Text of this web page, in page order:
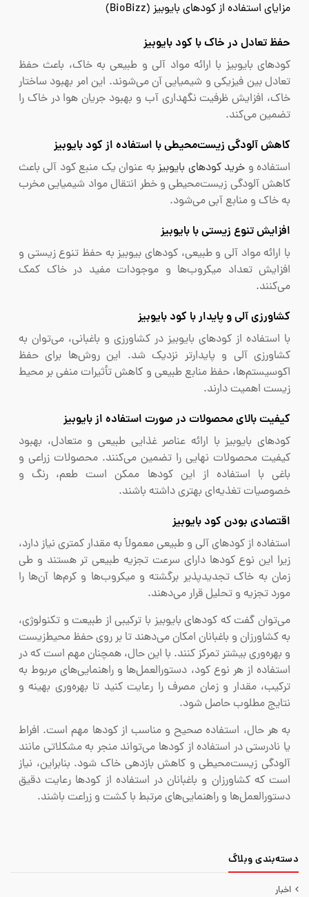
مزایای استفاده از کودهای بایوبیز (BioBizz)
حفظ تعادل در خاک با کود بایوبیز
کودهای بایوبیز با ارائه مواد آلی و طبیعی به خاک، باعث حفظ
تعادل بین فیزیکی و شیمیایی آن می‌شوند. این امر بهبود ساختار
خاک، افزایش ظرفیت نگهداری آب و بهبود جریان هوا در خاک را
تضمین می‌کند.
کاهش آلودگی زیست‌محیطی با استفاده از کود بایوبیز
استفاده و خرید کودهای بایوبیزبه عنوان یک منبع کود آلی باعث
کاهش آلودگی زیست‌محیطی و خطر انتقال مواد شیمیایی مخرب
به خاک و منابع آبی می‌شود.
افزایش تنوع زیستی با بایوبیز
با ارائه مواد آلی و طبیعی، کودهای بیوبیز به حفظ تنوع زیستی و
افزایش تعداد میکروب‌ها و موجودات مفید در خاک کمک
می‌کنند.
کشاورزی آلی و پایدار با کود بایوبیز
با استفاده از کودهای بایوبیز در کشاورزی و باغبانی، می‌توان به
کشاورزی آلی و پایدارتر نزدیک شد. این روش‌ها برای حفظ
اکوسیستم‌ها، حفظ منابع طبیعی و کاهش تأثیرات منفی بر محیط
‌زیست اهمیت دارند.
کیفیت بالای محصولات در صورت استفاده از بایوبیز
کودهای بایوبیز با ارائه عناصر غذایی طبیعی و متعادل، بهبود
کیفیت محصولات نهایی را تضمین می‌کنند. محصولات زراعی و
باغی با استفاده از این کودها ممکن است طعم، رنگ و
خصوصیات تغذیه‌ای بهتری داشته باشند.
اقتصادی بودن کود بایوبیز
استفاده از کودهای آلی و طبیعی معمولاً به مقدار کمتری نیاز دارد،
زیرا این نوع کودها دارای سرعت تجزیه طبیعی تر هستند و طی
زمان به خاک تجدیدپذیر برگشته و میکروب‌ها و کرم‌ها آن‌ها را
مورد تجزیه و تحلیل قرار می‌دهند.
می‌توان گفت که کودهای بایوبیز با ترکیبی از طبیعت و تکنولوژی،
به کشاورزان و باغبانان امکان می‌دهند تا بر روی حفظ محیط‌زیست
و بهره‌وری بیشتر تمرکز کنند. با این حال، همچنان مهم است که در
استفاده از هر نوع کود، دستورالعمل‌ها و راهنمایی‌های مربوط به
ترکیب، مقدار و زمان مصرف را رعایت کنید تا بهره‌وری بهینه و
نتایج مطلوب حاصل شود.
به هر حال، استفاده صحیح و مناسب از کودها مهم است. افراط
یا نادرستی در استفاده از کودها می‌تواند منجر به مشکلاتی مانند
آلودگی زیست‌محیطی و کاهش بازدهی خاک شود. بنابراین، نیاز
است که کشاورزان و باغبانان در استفاده از کودها رعایت دقیق
دستورالعمل‌ها و راهنمایی‌های مرتبط با کشت و زراعت باشند.
دسته‌‌بندی وبلاگ
اخبار